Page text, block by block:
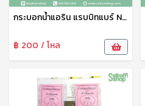
กระบอกน้ำแอริน แรบบิทแบร์ No.019 800มล. เบสกลาส
฿ 200 / โหล